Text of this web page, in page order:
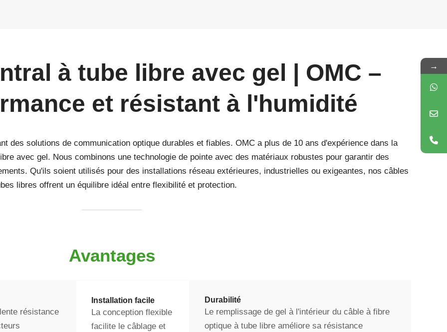
à tube libre avec gel | OMC –
et résistant à l'humidité
des solutions de communication optique durables et fiables. OMC a plus de 10 ans d'expérience dans la
avec gel. Nous combinons une technologie de pointe avec des matériaux robustes pour garantir des
Qu'ils soient utilisés pour des installations réseau extérieures, industrielles ou exigeantes, nos câbles
libres offrent un équilibre idéal entre flexibilité et protection.
Avantages
résistance
Installation facile
La conception flexible
facilite le câblage et
Durabilité
Le remplissage de gel à l'intérieur du câble à fibre
optique à tube libre améliore sa résistance
→